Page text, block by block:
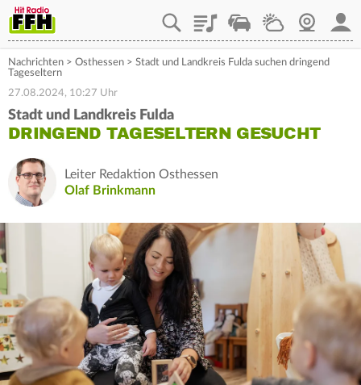
PlaylistStaupilotWetterWebcam
Nachrichten > Osthessen > Stadt und Landkreis Fulda suchen dringend
Tageseltern
27.08.2024, 10:27 Uhr
Stadt und Landkreis Fulda
DRINGEND TAGESELTERN GESUCHT
Leiter Redaktion Osthessen
Olaf Brinkmann